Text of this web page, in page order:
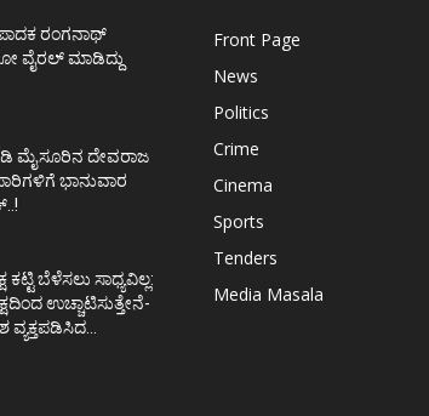
ರಂಗನಾಥ್
ವೈರಲ್ ಮಾಡಿದ್ದು
ಮೈಸೂರಿನ ದೇವರಾಜ
ಭಾನುವಾರ
ಬೆಳೆಸಲು ಸಾಧ್ಯವಿಲ್ಲ:
ಉಚ್ಚಾಟಿಸುತ್ತೇನೆ-
Front Page
News
Politics
Crime
Cinema
Sports
Tenders
Media Masala